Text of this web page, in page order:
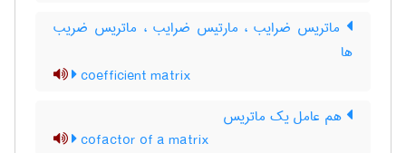
ماتریس ضرایب ، مارتیس ضرایب ، ماتریس ضریب
ها
coefficient matrix
هم عامل یک ماتریس
cofactor of a matrix